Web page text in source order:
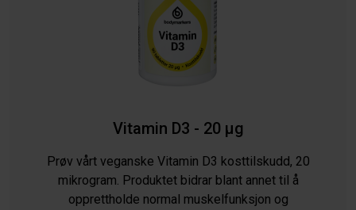
Vitamin D3 - 20 µg
Prøv vårt veganske Vitamin D3 kosttilskudd, 20
mikrogram. Produktet bidrar blant annet til å
opprettholde normal muskelfunksjon og